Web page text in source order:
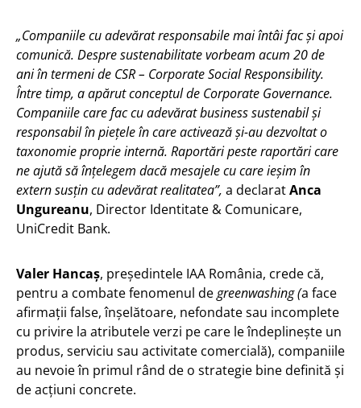
„Companiile cu adevărat responsabile mai întâi fac și apoi
comunică. Despre sustenabilitate vorbeam acum 20 de
ani în termeni de CSR – Corporate Social Responsibility.
Între timp, a apărut conceptul de Corporate Governance.
Companiile care fac cu adevărat business sustenabil și
responsabil în piețele în care activează și-au dezvoltat o
taxonomie proprie internă. Raportări peste raportări care
ne ajută să înțelegem dacă mesajele cu care ieșim în
extern susțin cu adevărat realitatea”, a declaratAnca
Ungureanu, Director Identitate & Comunicare,
UniCredit Bank.
Valer Hancaș, președintele IAA România, crede că,
pentru a combate fenomenul degreenwashing(a face
afirmații false, înșelătoare, nefondate sau incomplete
cu privire la atributele verzi pe care le îndeplinește un
produs, serviciu sau activitate comercială), companiile
au nevoie în primul rând de o strategie bine definită și
de acțiuni concrete.